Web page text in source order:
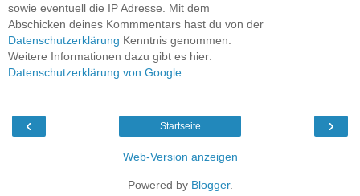
sowie eventuell die IP Adresse. Mit dem
Abschicken deines Kommmentars hast du von der
Datenschutzerklärung Kenntnis genommen.
Weitere Informationen dazu gibt es hier:
Datenschutzerklärung von Google
‹ ›
Startseite
Web-Version anzeigen
Powered by Blogger.